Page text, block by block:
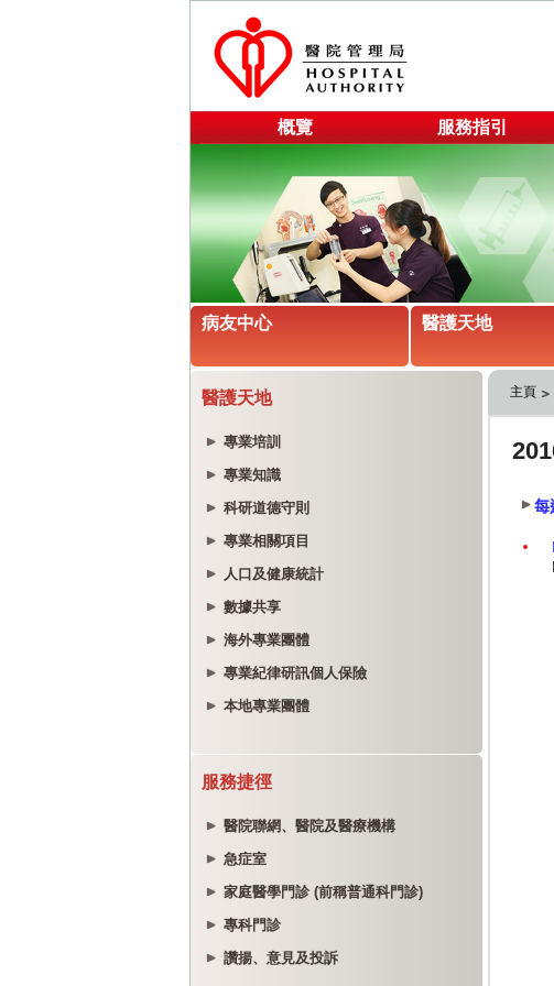
概覽 服務指引
病友中心 醫護天地
醫護天地
專業培訓
專業知識
科研道德守則
專業相關項目
人口及健康統計
數據共享
海外專業團體
專業紀律研訊個人保險
本地專業團體
服務捷徑
醫院聯網、醫院及醫療機構
急症室
家庭醫學門診 (前稱普通科門診)
專科門診
讚揚、意見及投訴
主頁